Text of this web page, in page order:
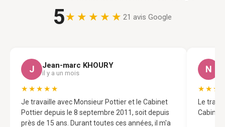
5★★★★★ 21 avis Google
J Jean-marc KHOURY
il y a un mois
★★★★★
Je travaille avec Monsieur Pottier et le Cabinet
Pottier depuis le 8 septembre 2011, soit depuis
près de 15 ans. Durant toutes ces années, il m'a
N
Le
Cabinet